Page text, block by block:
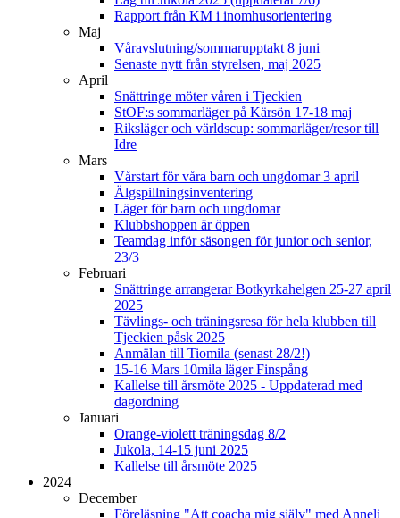
Rapport från KM i inomhusorientering
Maj
Våravslutning/sommarupptakt 8 juni
Senaste nytt från styrelsen, maj 2025
April
Snättringe möter våren i Tjeckien
StOF:s sommarläger på Kärsön 17-18 maj
Riksläger och världscup: sommarläger/resor till
Idre
Mars
Vårstart för våra barn och ungdomar 3 april
Älgspillningsinventering
Läger för barn och ungdomar
Klubbshoppen är öppen
Teamdag inför säsongen för junior och senior,
23/3
Februari
Snättringe arrangerar Botkyrkahelgen 25-27 april
2025
Tävlings- och träningsresa för hela klubben till
Tjeckien påsk 2025
Anmälan till Tiomila (senast 28/2!)
15-16 Mars 10mila läger Finspång
Kallelse till årsmöte 2025 - Uppdaterad med
dagordning
Januari
Orange-violett träningsdag 8/2
Jukola, 14-15 juni 2025
Kallelse till årsmöte 2025
2024
December
Föreläsning "Att coacha mig själv" med Anneli